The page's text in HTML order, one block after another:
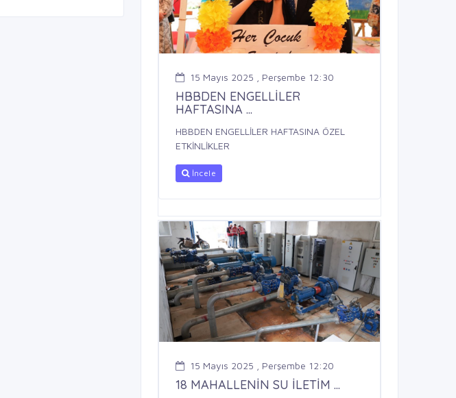
15 Mayıs 2025 , Perşembe 12:30
HBBDEN ENGELLİLER
HAFTASINA ...
HBBDEN ENGELLİLER HAFTASINA ÖZEL
ETKİNLİKLER
İncele
15 Mayıs 2025 , Perşembe 12:20
18 MAHALLENİN SU İLETİM ...